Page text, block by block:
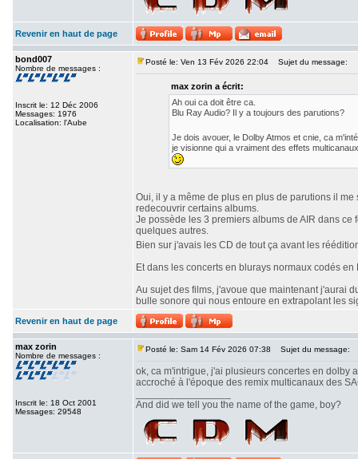
Revenir en haut de page
bond007
Nombre de messages :
Inscrit le: 12 Déc 2006
Messages: 1976
Localisation: l'Aube
Posté le: Ven 13 Fév 2026 22:04 Sujet du message:
max zorin a écrit:
Ah oui ca doit être ca.
Blu Ray Audio? Il y a toujours des parutions?
Je dois avouer, le Dolby Atmos et cnie, ca
je visionne qui a vraiment des effets
Oui, il y a même de plus en plus de parutions il
redecouvrir certains albums.
Je possède les 3 premiers albums de AIR dans
quelques autres.
Bien sur j'avais les CD de tout ça avant les
Et dans les concerts en blurays normaux codés
Au sujet des films, j'avoue que maintenant j'aurai
bulle sonore qui nous entoure en extrapolant les
Revenir en haut de page
max zorin
Nombre de messages :
Inscrit le: 18 Oct 2001
Messages: 29548
Posté le: Sam 14 Fév 2026 07:38 Sujet du message:
ok, ca m'intrigue, j'ai plusieurs concertes en dolby
accroché à l'époque des remix multicanaux des
And did we tell you the name of the game, boy?